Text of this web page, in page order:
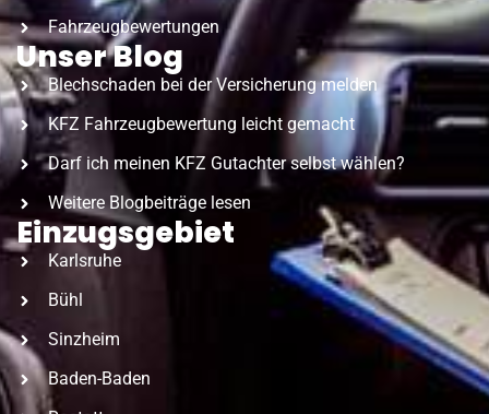
Fahrzeugbewertungen
Unser Blog
Blechschaden bei der Versicherung melden
KFZ Fahrzeugbewertung leicht gemacht
Darf ich meinen KFZ Gutachter selbst wählen?
Weitere Blogbeiträge lesen
Einzugsgebiet
Karlsruhe
Bühl
Sinzheim
Baden-Baden